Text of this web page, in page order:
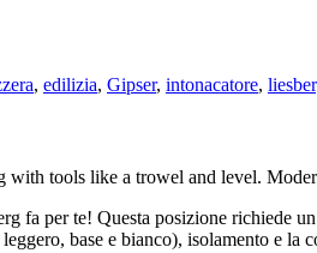
, edilizia, Gipser, intonacatore,
fa per te! Questa posizione richiede
base e bianco), isolamento e la